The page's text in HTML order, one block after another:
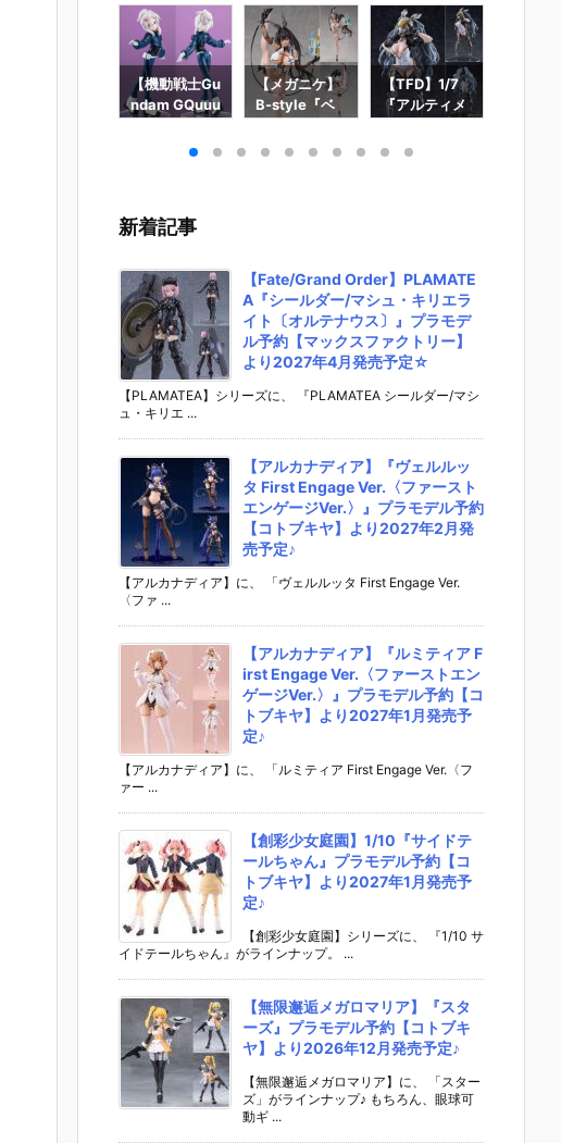
【機動戦士Gu
ndam GQuuu
aらいと『ド
フィギュア予
ス】より202
6年7月発売予
定♪
【メガニケ】
B-style『ベ
ントラビッ
2026年12月
発売予定☆
【TFD】1/7
『アルティメ
ー』The First
2027年7月発
売予定☆
新着記事
【Fate/Grand Order】PLAMATE
A『シールダー/マシュ・キリエラ
イト〔オルテナウス〕』プラモデ
ル予約【マックスファクトリー】
より2027年4月発売予定☆
【PLAMATEA】シリーズに、 『PLAMATEA シールダー/マシ
ュ・キリエ ...
【アルカナディア】『ヴェルルッ
タ First Engage Ver.〈ファースト
エンゲージVer.〉』プラモデル予約
【コトブキヤ】より2027年2月発
売予定♪
【アルカナディア】に、 「ヴェルルッタ First Engage Ver.
〈ファ ...
【アルカナディア】『ルミティア F
irst Engage Ver.〈ファーストエン
ゲージVer.〉』プラモデル予約【コ
トブキヤ】より2027年1月発売予
定♪
【アルカナディア】に、 「ルミティア First Engage Ver.〈フ
ァー ...
【創彩少女庭園】1/10『サイドテ
ールちゃん』プラモデル予約【コ
トブキヤ】より2027年1月発売予
定♪
【創彩少女庭園】シリーズに、 『1/10 サ
イドテールちゃん』がラインナップ。 ...
【無限邂逅メガロマリア】『スタ
ーズ』プラモデル予約【コトブキ
ヤ】より2026年12月発売予定♪
【無限邂逅メガロマリア】に、 「スター
ズ」がラインナップ♪ もちろん、眼球可
動ギ ...